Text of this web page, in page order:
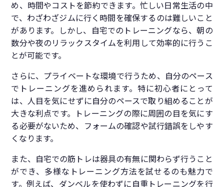
め、時間やコストを節約できます。忙しい日常生活の中
で、わざわざジムに行く時間を確保するのは難しいこと
があります。しかし、自宅でのトレーニングなら、朝の
数分や夜のリラックスタイムを利用して効率的に行うこ
とが可能です。
さらに、プライベートな環境で行うため、自分のペース
でトレーニングを進められます。特に初心者にとって
は、人目を気にせずに自分のペースで取り組めることが
大きな利点です。トレーニングの際に周囲の目を気にす
る必要がないため、フォームの確認や試行錯誤をしやす
くなります。
また、自宅での筋トレは器具の有無に関わらず行うこと
ができ、多様なトレーニング方法を試せるのも魅力で
す。例えば、ダンベルを使わずに自重トレーニングを行